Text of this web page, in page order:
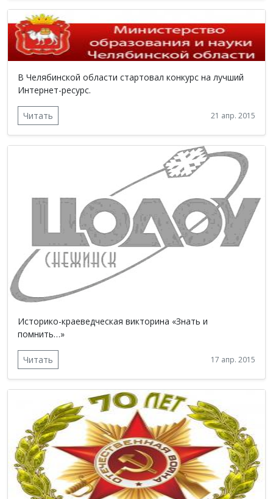
В Челябинской области стартовал конкурс на лучший
Интернет-ресурс.
Читать 21 апр. 2015
Историко-краеведческая викторина «Знать и
помнить…»
Читать 17 апр. 2015